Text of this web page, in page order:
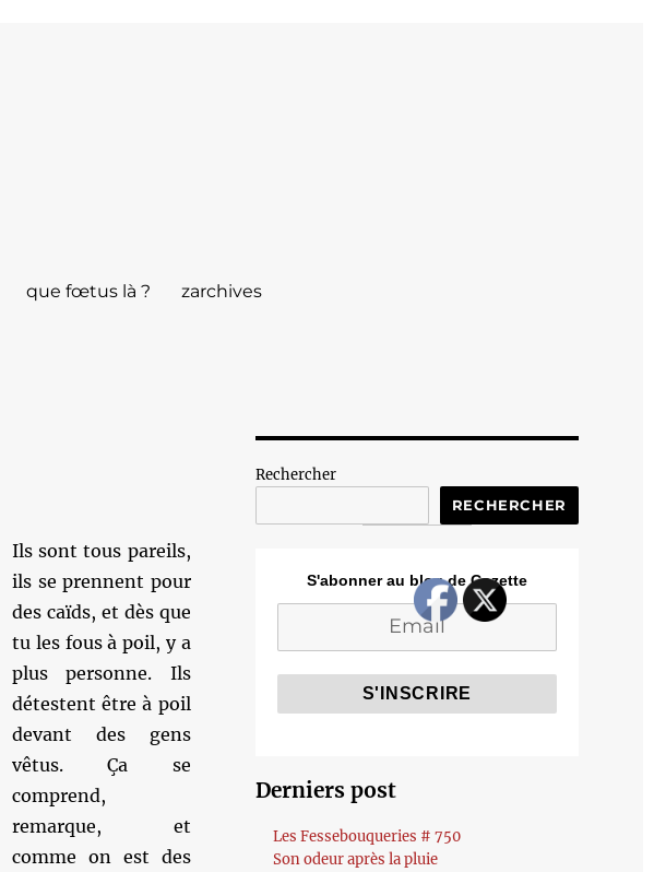
que fœtus là ? zarchives
Ils sont tous pareils,
ils se prennent pour
des caïds, et dès que
tu les fous à poil, y a
plus personne. Ils
détestent être à poil
devant des gens
vêtus. Ça se
comprend,
remarque, et
comme on est des
Rechercher
RECHERCHER
S'abonner au blog de Cozette
Derniers post
Les Fessebouqueries # 750
Son odeur après la pluie